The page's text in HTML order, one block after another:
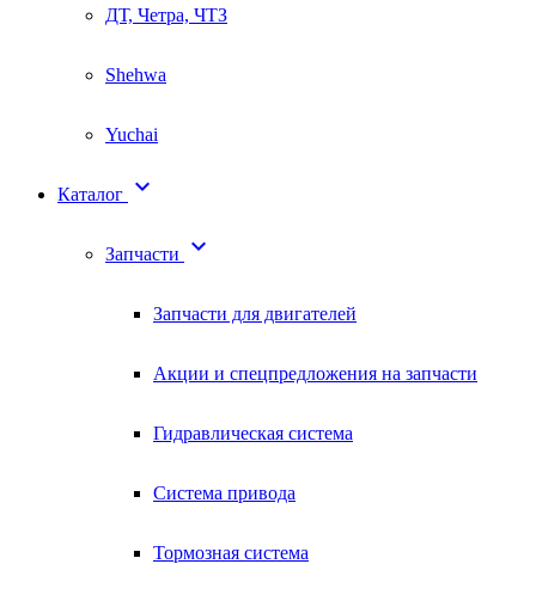
ДТ, Четра, ЧТЗ
Shehwa
Yuchai
Каталог 
Запчасти 
Запчасти для двигателей
Акции и спецпредложения на запчасти
Гидравлическая система
Система привода
Тормозная система